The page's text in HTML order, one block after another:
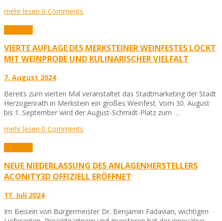
mehr lesen 0 Comments
VIERTE AUFLAGE DES MERKSTEINER WEINFESTES LOCKT
MIT WEINPROBE UND KULINARISCHER VIELFALT
7. August 2024
Bereits zum vierten Mal veranstaltet das Stadtmarketing der Stadt
Herzogenrath in Merkstein ein großes Weinfest. Vom 30. August
bis 1. September wird der August-Schmidt-Platz zum …
mehr lesen 0 Comments
NEUE NIEDERLASSUNG DES ANLAGENHERSTELLERS
ACONITY3D OFFIZIELL ERÖFFNET
17. Juli 2024
Im Beisein von Bürgermeister Dr. Benjamin Fadavian, wichtigen